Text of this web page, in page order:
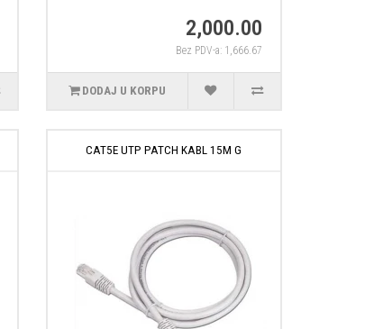
2,000.00
Bez PDV-a: 1,666.67
DODAJ U KORPU
CAT5E UTP PATCH KABL 15M G